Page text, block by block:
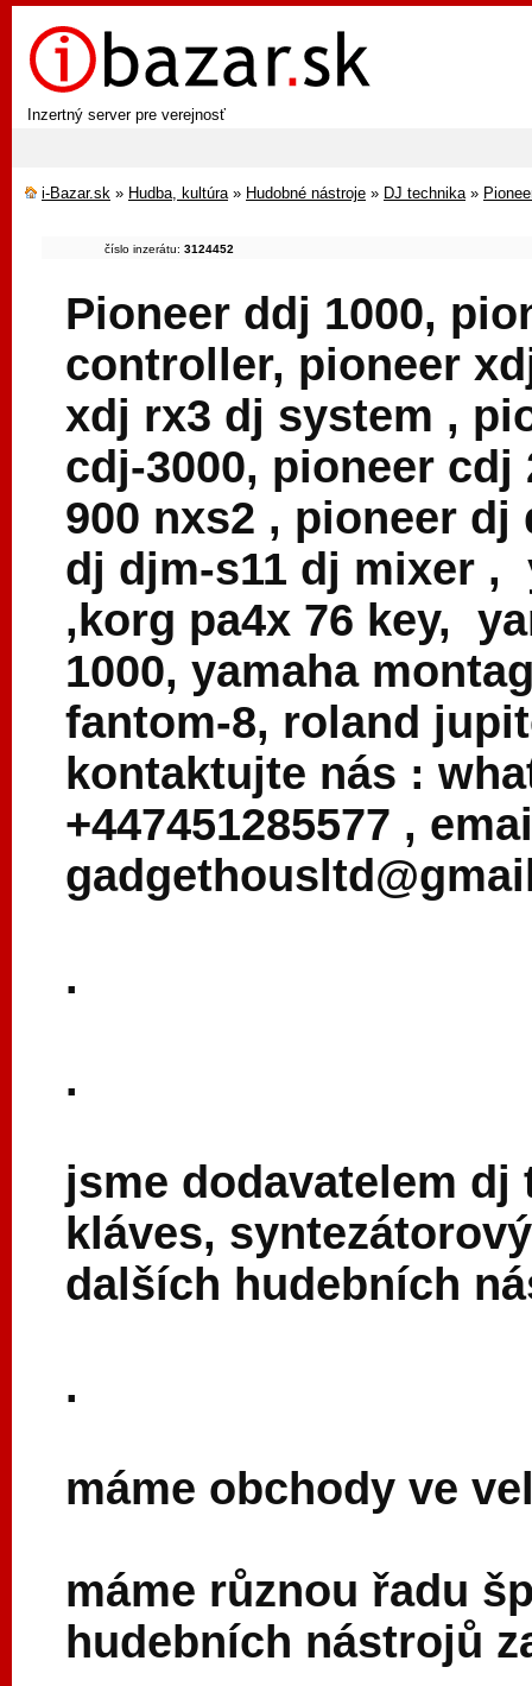
Inzertný server pre verejnosť
i-Bazar.sk » Hudba, kultúra» Hudobné nástroje » DJ technika»
číslo inzerátu: 3124452
Pioneer ddj 1000,
controller, pioneer
xdj rx3 dj system ,
cdj-3000, pioneer cdj
900 nxs2 , pioneer
dj djm-s11 dj mixer ,
,korg pa4x 76 key,
1000, yamaha
fantom-8, roland
kontaktujte nás :
+447451285577 ,
.
.
jsme dodavatelem dj
kláves,
dalších hudebních
.
máme obchody ve
máme různou řadu
hudebních nástrojů